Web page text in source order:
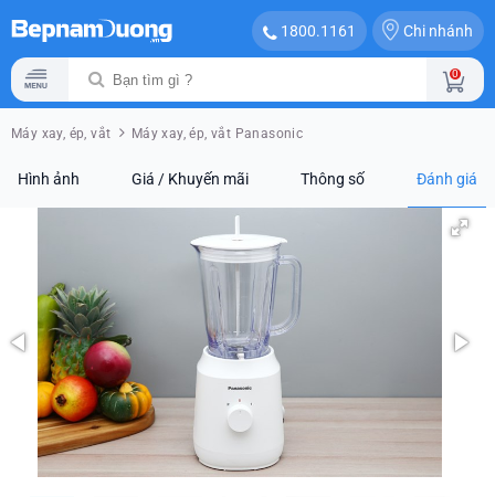
1800.1161 Chi nhánh
0
Máy xay, ép, vắt Máy xay, ép, vắt Panasonic
Hình ảnh Giá / Khuyến mãi Thông số Đánh giá